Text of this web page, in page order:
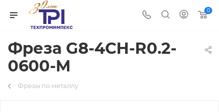
0
Фреза G8-4CH-R0.2-
0600-M
Фрезы по металлу